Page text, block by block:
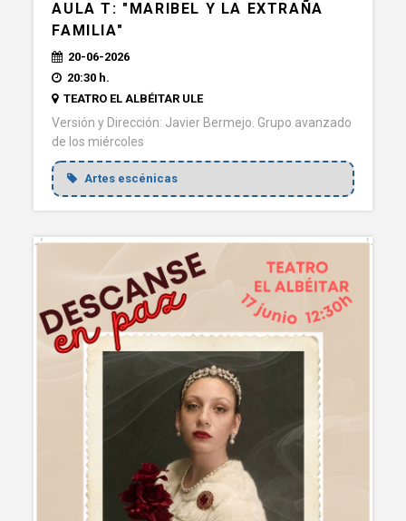
AULA T: "MARIBEL Y LA EXTRAÑA
FAMILIA"
20-06-2026
20:30 h.
TEATRO EL ALBÉITAR ULE
Versión y Dirección: Javier Bermejo. Grupo avanzado
de los miércoles
Artes escénicas